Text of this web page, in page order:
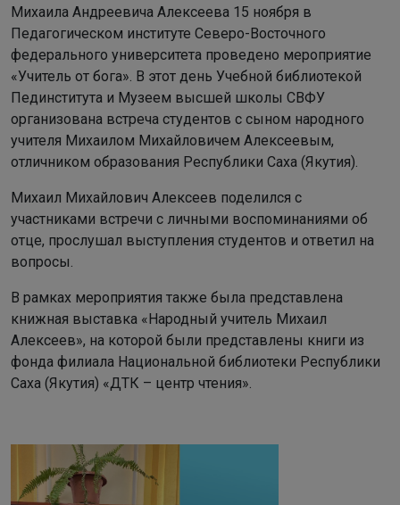
Михаила Андреевича Алексеева 15 ноября в
Педагогическом институте Северо-Восточного
федерального университета проведено мероприятие
«Учитель от бога». В этот день Учебной библиотекой
Пединститута и Музеем высшей школы СВФУ
организована встреча студентов с сыном народного
учителя Михаилом Михайловичем Алексеевым,
отличником образования Республики Саха (Якутия).
Михаил Михайлович Алексеев поделился с
участниками встречи с личными воспоминаниями об
отце, прослушал выступления студентов и ответил на
вопросы.
В рамках мероприятия также была представлена
книжная выставка «Народный учитель Михаил
Алексеев», на которой были представлены книги из
фонда филиала Национальной библиотеки Республики
Саха (Якутия) «ДТК – центр чтения».